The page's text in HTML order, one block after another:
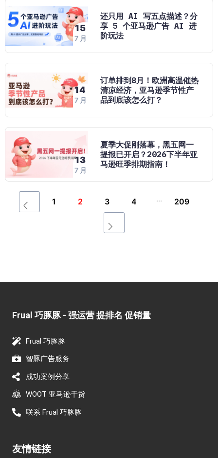
15
7 月
还只用 AI 写五点描述？分
享 5 个亚马逊广告 AI 进
阶玩法
14
7 月
订单排到8月！欧洲高温催热
清凉经济，亚马逊季节性产
品到底该怎么打？
13
7 月
夏季大促刚落幕，黑五网一
提报已开启？2026下半年亚
马逊旺季排期指南！
1 2 3 4 ... 209
Frual 巧豚豚 - 强运营 提排名 促销量​
Frual 巧豚豚
智豚广告服务
成功案例分享
WOOT 亚马逊干货
联系 Frual 巧豚豚
友情链接